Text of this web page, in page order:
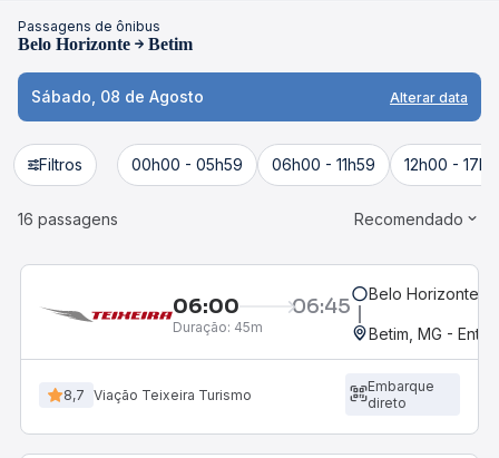
Passagens de ônibus
Belo Horizonte Betim
Sábado, 08 de Agosto Alterar data
Filtros 00h00 - 05h59 06h00 - 11h59 12h00 -
16 passagens Recomendado
06:00 06:45
Duração: 45m
Belo Horizonte,
Betim, MG -
8,7 Viação Teixeira Turismo
Embarque
direto